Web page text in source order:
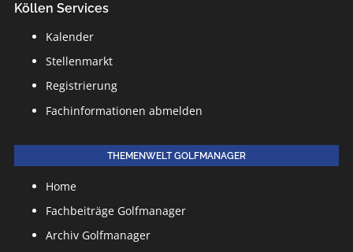
Köllen Services
Kalender
Stellenmarkt
Registrierung
Fachinformationen abmelden
THEMENWELT GOLFMANAGER
Home
Fachbeiträge Golfmanager
Archiv Golfmanager